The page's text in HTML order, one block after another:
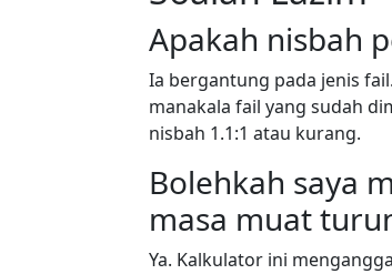
Apakah nisbah
Ia bergantung pada jenis
manakala fail yang sudah
nisbah 1.1:1 atau kurang.
Bolehkah saya
masa muat
Ya. Kalkulator ini